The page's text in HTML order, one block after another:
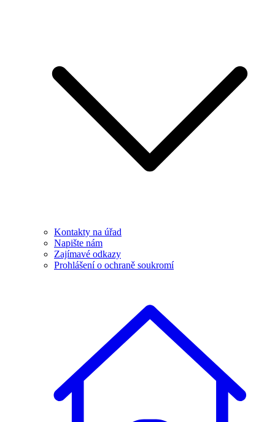
Kontakty na úřad
Napište nám
Zajímavé odkazy
Prohlášení o ochraně soukromí